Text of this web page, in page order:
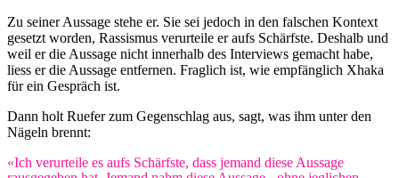
Zu seiner Aussage stehe er. Sie sei jedoch in den falschen Kontext
gesetzt worden, Rassismus verurteile er aufs Schärfste. Deshalb und
weil er die Aussage nicht innerhalb des Interviews gemacht habe,
liess er die Aussage entfernen. Fraglich ist, wie empfänglich Xhaka
für ein Gespräch ist.
Dann holt Ruefer zum Gegenschlag aus, sagt, was ihm unter den
Nägeln brennt:
«Ich verurteile es aufs Schärfste, dass jemand diese Aussage